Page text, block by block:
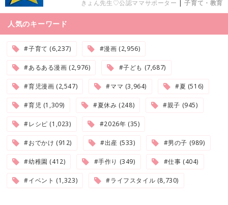
きょん先生♡公認ママサポーター |子育て・教育
人気のキーワード
#子育て (6,237) #漫画 (2,956)
#あるある漫画 (2,976) #子ども (7,687)
#育児漫画 (2,547) #ママ (3,964) #夏 (516)
#育児 (1,309) #夏休み (248) #親子 (945)
#レシピ (1,023) #2026年 (35)
#おでかけ (912) #出産 (533) #男の子 (989)
#幼稚園 (412) #手作り (349) #仕事 (404)
#イベント (1,323) #ライフスタイル (8,730)